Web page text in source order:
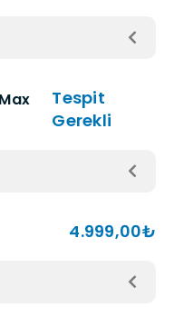
Tespit
Gerekli
4.999,00₺